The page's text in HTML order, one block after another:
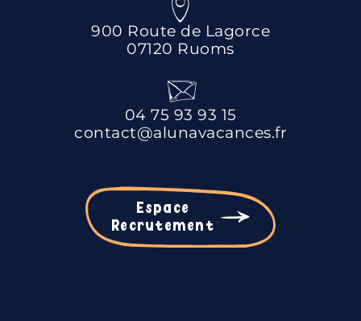
900 Route de Lagorce
07120 Ruoms
04 75 93 93 15
contact@alunavacances.fr
Espace
Recrutement